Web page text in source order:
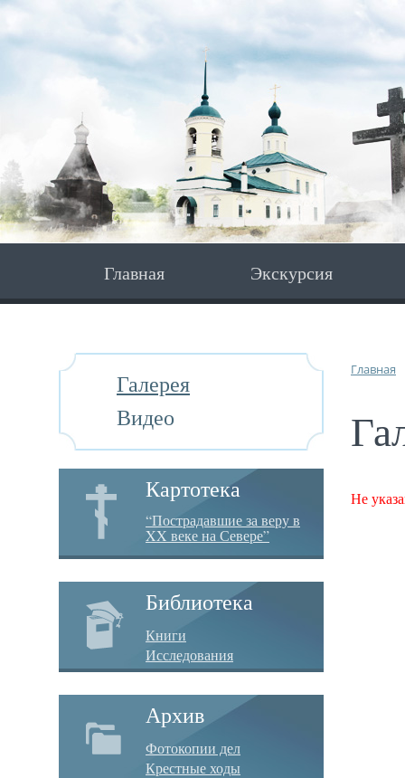
Главная Экскурсия
Галерея
Видео
Картотека
“Пострадавшие за веру в
XX веке на Севере”
Библиотека
Книги
Исследования
Архив
Фотокопии дел
Крестные ходы
Главная
Не